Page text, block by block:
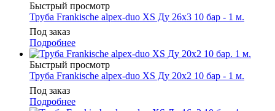
Быстрый просмотр
Труба Frankische alpex-duo XS Ду 26х3 10 бар - 1 м.
Под заказ
Подробнее
Быстрый просмотр
Труба Frankische alpex-duo XS Ду 20х2 10 бар - 1 м.
Под заказ
Подробнее